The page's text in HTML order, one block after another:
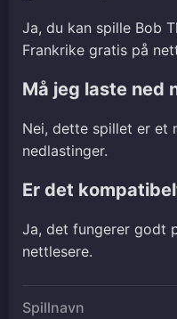
Ja, du kan spille Bob
Frankrike gratis på
Må jeg laste ned
Nei, dette spillet er et
nedlastinger.
Er det
Ja, det fungerer godt
nettlesere.
Spillnavn